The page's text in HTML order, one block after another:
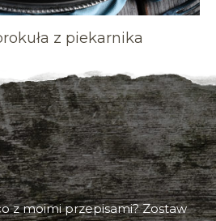
z piekarnika
z moimi przepisami? Zostaw